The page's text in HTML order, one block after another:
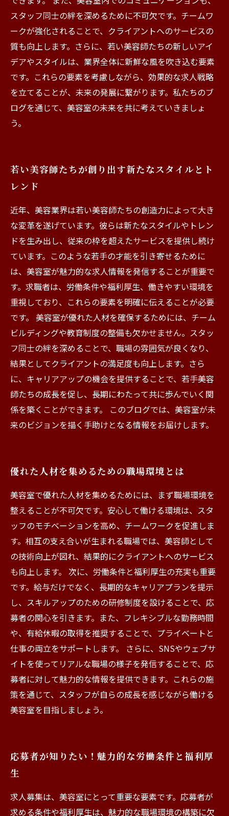
スタッフ同士の絆を深めるために不可欠です。チームワ
ークが強化されることで、クライアントへのサービスの
質も向上します。さらに、若い美容師たちの新しいアイ
デアやスタイルは、業界全体に新鮮な風を吹き込む要素
です。これらの要素を考慮しながら、効果的な求人戦略
を立てることが、未来の発展に繋がります。私たちのブ
ログを通じて、美容室の未来を共に考えていきましょ
う。
若い美容師たちが創り出す新たなスタイルとト
レンド
近年、美容業界は若い美容師たちの創造力によって大き
な変革を遂げています。彼らは新たなスタイルやトレン
ドを生み出し、従来の枠を超えたサービスを提供し続け
ています。このような若手の才能を引き寄せるために
は、美容室が魅力的な求人情報を発信することが重要で
す。求職者は、労働条件や福利厚生、働きやすい環境を
重視しており、これらの要素を明確に伝えることが必要
です。 美容室が優れた人材を確保するためには、チーム
ビルディングや教育制度の整備も欠かせません。スタッ
フ同士の絆を深めることで、職場の雰囲気が良くなり、
結果としてクライアントの満足度も向上します。さら
に、キャリアアップの機会を提供することで、若手美容
師たちの成長を促し、長期にわたって共に歩んでいく関
係を築くことができます。 このブログでは、美容室が未
来のビジョンを描く手助けとなる情報をお届けします。
優れた人材を集めるための職場環境とは
美容室で優れた人材を集めるためには、まず職場環境を
整えることが不可欠です。安心して働ける環境は、スタ
ッフのモチベーションを高め、チームワークを促進しま
す。相互の支え合いが生まれる職場では、美容師として
の技術向上が図れ、結果的にクライアントへのサービス
も向上します。 次に、労働条件と福利厚生の充実も重要
です。給与だけでなく、長期的なキャリアプランを提示
し、スキルアップのための研修制度を設けることで、応
募者の関心を引きます。また、フレキシブルな勤務時間
や、有給休暇の取得を推奨することで、プライベートと
仕事の両立をサポートします。 さらに、SNSやウェブサ
イトを使ってリアルな職場の様子を発信することで、応
募者に対して魅力的な情報を提供できます。これらの施
策を通じて、スタッフが自らの成長を感じながら働ける
美容室を目指しましょう。
応募者が知りたい！魅力的な労働条件と福利厚
生
求人募集は、美容室にとって重要な要素です。応募者が
求める条件や福利厚生は、魅力的な職場環境の構築に欠